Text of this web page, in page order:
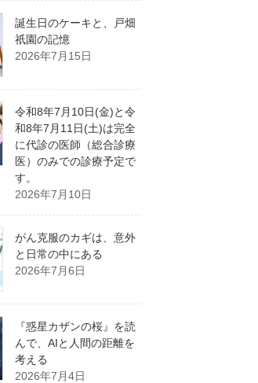
誕生日のケーキと、戸畑
祇園の記憶
2026年7月15日
令和8年7月10日(金)と令
和8年7月11日(土)は完全
に代診の医師（総合診療
医）のみでの診療予定で
す。
2026年7月10日
がん克服のカギは、意外
と日常の中にある
2026年7月6日
『惑星カザンの桜』を読
んで、AIと人間の距離を
考える
2026年7月4日